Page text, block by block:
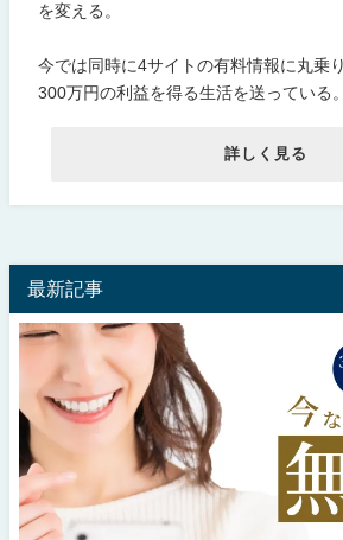
を変える。
今では同時に4サイトの有料情報に丸乗
300万円の利益を得る生活を送っている。
詳しく見る
最新記事